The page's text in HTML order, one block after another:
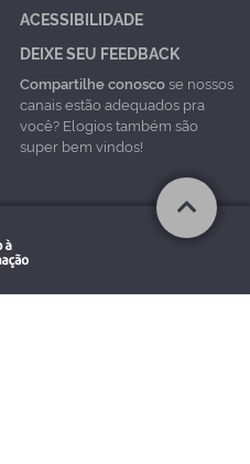
ACESSIBILIDADE
DEIXE SEU FEEDBACK
Compartilhe conoscose nossos
canais estão adequados pra
você? Elogios também são
super bem vindos!